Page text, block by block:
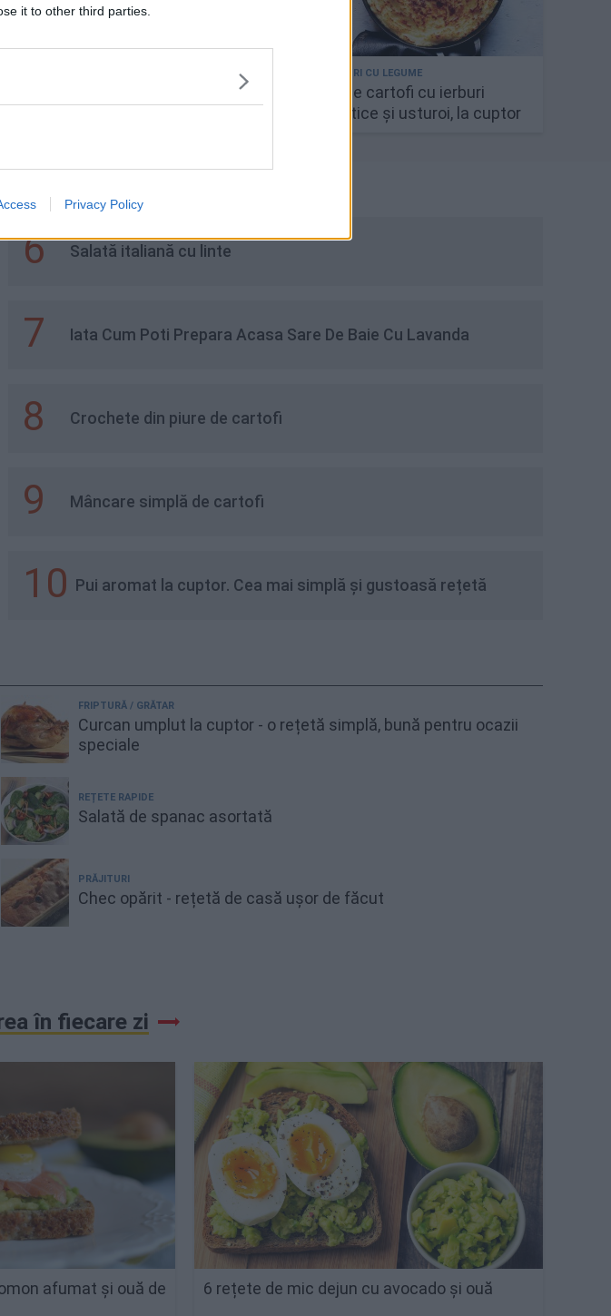
it to other third parties.
Privacy Policy
Piure de țelină cu alune prăjite
Piure de cartofi cu ierburi
aromatice și usturoi, la cuptor
6 Salată italiană cu linte
7 Iata Cum Poti Prepara Acasa Sare De Baie Cu Lavanda
8 Crochete din piure de cartofi
9 Mâncare simplă de cartofi
10 Pui aromat la cuptor. Cea mai simplă și gustoasă rețetă
FRIPTURĂ / GRĂTAR
Curcan umplut la cuptor - o rețetă simplă, bună pentru ocazii
speciale
REȚETE RAPIDE
Salată de spanac asortată
PRĂJITURI
Chec opărit - rețetă de casă ușor de făcut
în fiecare zi
afumat și ouă de
6 rețete de mic dejun cu avocado și ouă